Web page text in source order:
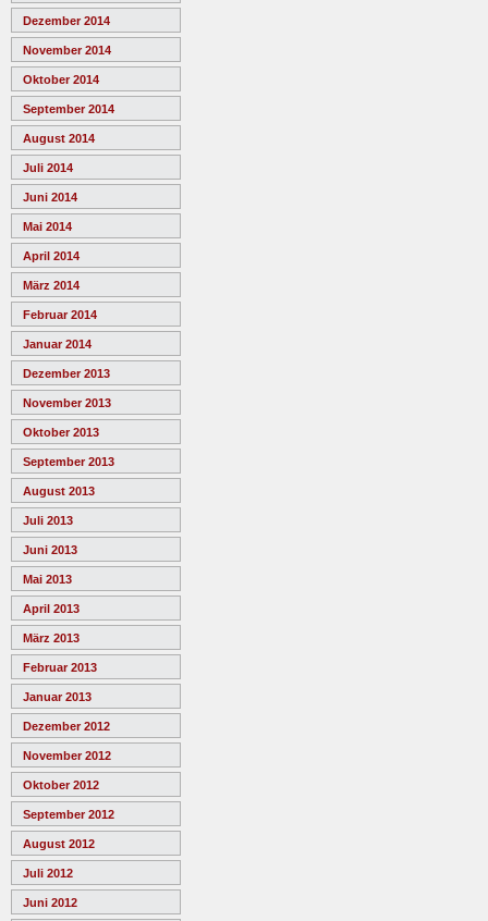
Dezember 2014
November 2014
Oktober 2014
September 2014
August 2014
Juli 2014
Juni 2014
Mai 2014
April 2014
März 2014
Februar 2014
Januar 2014
Dezember 2013
November 2013
Oktober 2013
September 2013
August 2013
Juli 2013
Juni 2013
Mai 2013
April 2013
März 2013
Februar 2013
Januar 2013
Dezember 2012
November 2012
Oktober 2012
September 2012
August 2012
Juli 2012
Juni 2012